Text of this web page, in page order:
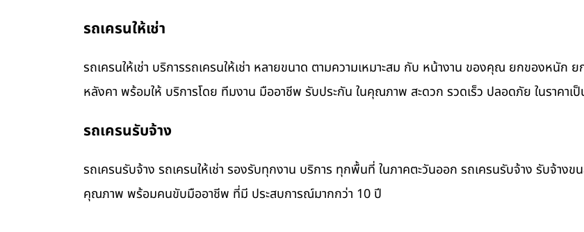
รถเครนให้เช่า
รถเครนให้เช่า บริการรถเครนให้เช่า หลายขนาด ตามความเหมาะสม กับ หน้างาน ของคุณ ยกของหนัก
หลังคา พร้อมให้ บริการโดย ทีมงาน มืออาชีพ รับประกัน ในคุณภาพ สะดวก รวดเร็ว ปลอดภัย ในราคาเ
รถเครนรับจ้าง
รถเครนรับจ้าง รถเครนให้เช่า รองรับทุกงาน บริการ ทุกพื้นที่ ในภาคตะวันออก รถเครนรับจ้าง รับจ้า
คุณภาพ พร้อมคนขับมืออาชีพ ที่มี ประสบการณ์มากกว่า 10 ปี